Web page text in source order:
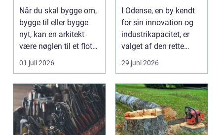
Når du skal bygge om,
bygge til eller bygge
nyt, kan en arkitekt
være nøglen til et flot
resultat, d...
01 juli 2026
installation
I Odense, en by kendt
for sin innovation og
industrikapacitet, er
valget af den rette
industriport a...
29 juni 2026